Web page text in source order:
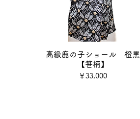
高級鹿の子ショール 橙黒
【笹柄】
価格
￥33,000